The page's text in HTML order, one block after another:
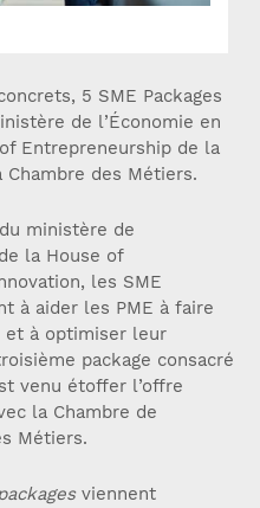
5 SME Packages
de l’Économie en
Entrepreneurship de la
des Métiers.
ministère de
la House of
les SME
à aider les PME à faire
et à optimiser leur
package consacré
venu étoffer l’offre
la Chambre de
Métiers.
viennent